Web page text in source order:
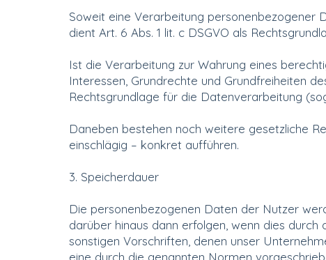
Soweit eine Verarbeitung personenbezogener
dient Art. 6 Abs. 1 lit. c DSGVO als
Ist die Verarbeitung zur Wahrung eines
Interessen, Grundrechte und Grundfreiheiten
Rechtsgrundlage für die Datenverarbeitung
Daneben bestehen noch weitere gesetzliche
einschlägig – konkret aufführen.
3. Speicherdauer
Die personenbezogenen Daten der Nutzer
darüber hinaus dann erfolgen, wenn dies
sonstigen Vorschriften, denen unser
eine durch die genannten Normen